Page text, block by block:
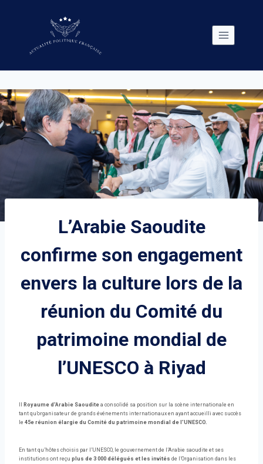
L’Arabie Saoudite
confirme son engagement
envers la culture lors de la
réunion du Comité du
patrimoine mondial de
l’UNESCO à Riyad
Royaume d’Arabie Saoudite a consolidé sa position sur la scène internationale en
tant qu’organisateur de grands événements internationaux en ayant accueilli avec succès
le 45e réunion élargie du Comité du patrimoine mondial de l’UNESCO.
En tant qu’hôtes choisis par l’UNESCO, le gouvernement de l’Arabie saoudite et ses
institutions ont reçu plus de 3 000 délégués et les invités de l’Organisation dans les